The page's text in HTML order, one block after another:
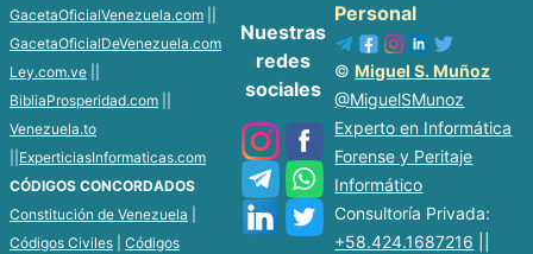
GacetaOficialVenezuela.com
GacetaOficialDeVenezuela.com
Ley.com.ve
BibliaProsperidad.com
Venezuela.to
ExperticiasInformaticas.com
CÓDIGOS CONCORDADOS
Constitución de Venezuela
Códigos Civiles
Códigos
Nuestras
redes
sociales
Personal
©Miguel S. Muñoz
@MiguelSMunoz
Experto en Informática
Forense y Peritaje
Informático
Consultoría Privada:
+58.424.1687216